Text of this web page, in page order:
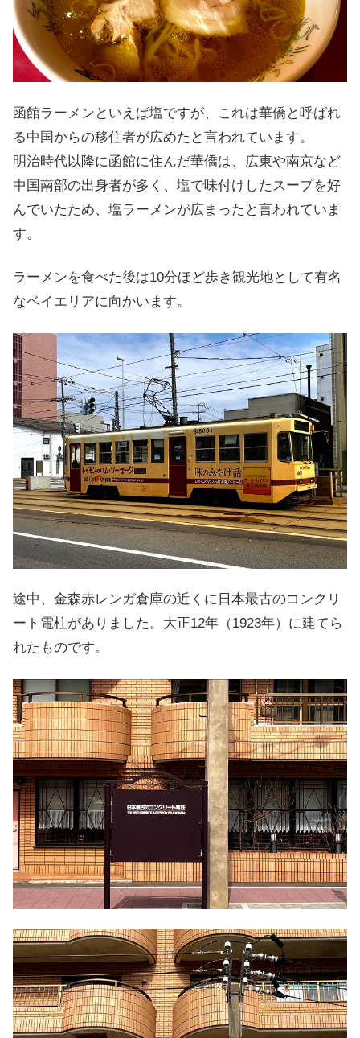
函館ラーメンといえば塩ですが、これは華僑と呼ばれ
る中国からの移住者が広めたと言われています。
明治時代以降に函館に住んだ華僑は、広東や南京など
中国南部の出身者が多く、塩で味付けしたスープを好
んでいたため、塩ラーメンが広まったと言われていま
す。
ラーメンを食べた後は10分ほど歩き観光地として有名
なベイエリアに向かいます。
途中、金森赤レンガ倉庫の近くに日本最古のコンクリ
ート電柱がありました。大正12年（1923年）に建てら
れたものです。